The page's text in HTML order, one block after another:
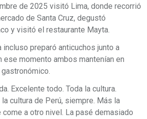
de 2025 visitó Lima, donde recorrió
de Santa Cruz, degustó
y visitó el restaurante Mayta.
incluso preparó anticuchos junto a
ese momento ambos mantenían en
Excelente todo. Toda la cultura.
cultura de Perú, siempre. Más la
come a otro nivel. La pasé demasiado